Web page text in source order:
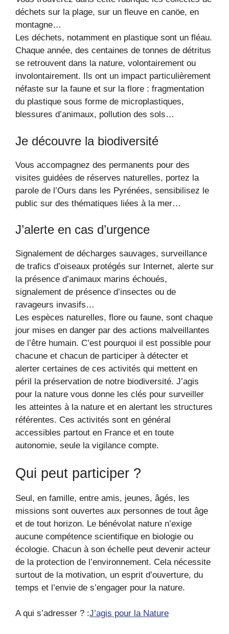
déchets sur la plage, sur un fleuve en canöe, en
montagne…
Les déchets, notamment en plastique sont un fléau.
Chaque année, des centaines de tonnes de détritus
se retrouvent dans la nature, volontairement ou
involontairement. Ils ont un impact particulièrement
néfaste sur la faune et sur la flore : fragmentation
du plastique sous forme de microplastiques,
blessures d’animaux, pollution des sols…
Je découvre la biodiversité
Vous accompagnez des permanents pour des
visites guidées de réserves naturelles, portez la
parole de l’Ours dans les Pyrénées, sensibilisez le
public sur des thématiques liées à la mer…
J’alerte en cas d’urgence
Signalement de décharges sauvages, surveillance
de trafics d’oiseaux protégés sur Internet, alerte sur
la présence d’animaux marins échoués,
signalement de présence d’insectes ou de
ravageurs invasifs…
Les espèces naturelles, flore ou faune, sont chaque
jour mises en danger par des actions malveillantes
de l’être humain. C’est pourquoi il est possible pour
chacune et chacun de participer à détecter et
alerter certaines de ces activités qui mettent en
péril la préservation de notre biodiversité. J’agis
pour la nature vous donne les clés pour surveiller
les atteintes à la nature et en alertant les structures
référentes. Ces activités sont en général
accessibles partout en France et en toute
autonomie, seule la vigilance compte.
Qui peut participer ?
Seul, en famille, entre amis, jeunes, âgés, les
missions sont ouvertes aux personnes de tout âge
et de tout horizon. Le bénévolat nature n’exige
aucune compétence scientifique en biologie ou
écologie. Chacun à son échelle peut devenir acteur
de la protection de l’environnement. Cela nécessite
surtout de la motivation, un esprit d’ouverture, du
temps et l’envie de s’engager pour la nature.
A qui s’adresser ? :J’agis pour la Nature